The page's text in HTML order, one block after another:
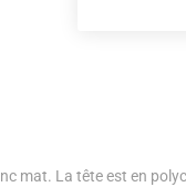
mat. La tête est en